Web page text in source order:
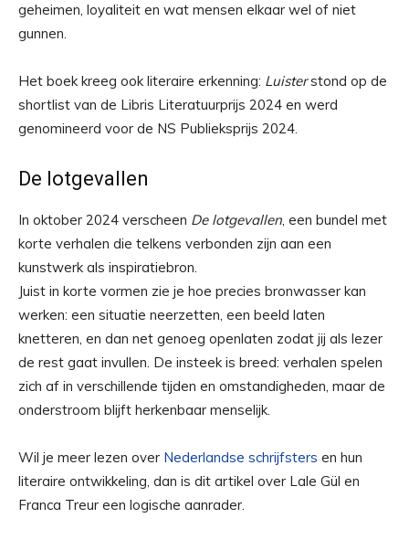
geheimen, loyaliteit en wat mensen elkaar wel of niet
gunnen.
Het boek kreeg ook literaire erkenning: Luisterstond op de
shortlist van de Libris Literatuurprijs 2024 en werd
genomineerd voor de NS Publieksprijs 2024.
De lotgevallen
In oktober 2024 verscheen De lotgevallen, een bundel met
korte verhalen die telkens verbonden zijn aan een
kunstwerk als inspiratiebron.
Juist in korte vormen zie je hoe precies bronwasser kan
werken: een situatie neerzetten, een beeld laten
knetteren, en dan net genoeg openlaten zodat jij als lezer
de rest gaat invullen. De insteek is breed: verhalen spelen
zich af in verschillende tijden en omstandigheden, maar de
onderstroom blijft herkenbaar menselijk.
Wil je meer lezen over Nederlandse schrijfsters en hun
literaire ontwikkeling, dan is dit artikel over Lale Gül en
Franca Treur een logische aanrader.